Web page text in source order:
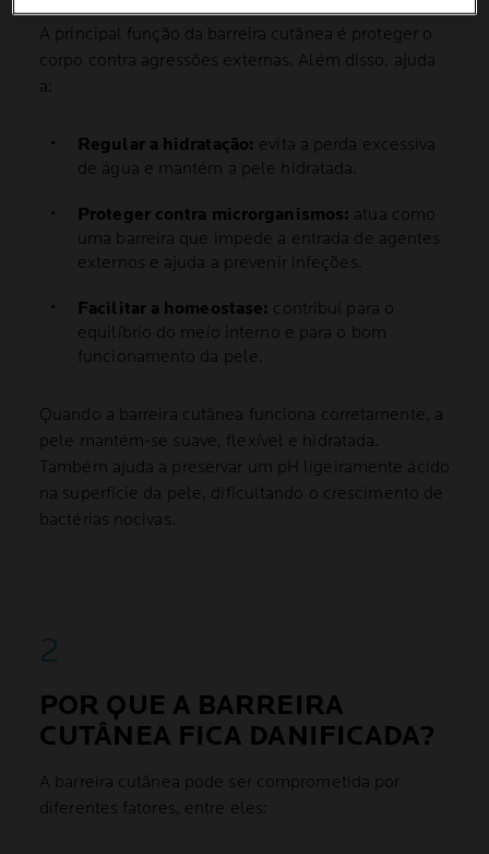
A principal função da barreira cutânea é proteger o
corpo contra agressões externas. Além disso, ajuda
a:
Regular a hidratação: evita a perda excessiva
de água e mantém a pele hidratada.
Proteger contra microrganismos: atua como
uma barreira que impede a entrada de agentes
externos e ajuda a prevenir infeções.
Facilitar a homeostase: contribui para o
equilíbrio do meio interno e para o bom
funcionamento da pele.
Quando a barreira cutânea funciona corretamente, a
pele mantém-se suave, flexível e hidratada.
Também ajuda a preservar um pH ligeiramente ácido
na superfície da pele, dificultando o crescimento de
bactérias nocivas.
POR QUE A BARREIRA
CUTÂNEA FICA DANIFICADA?
A barreira cutânea pode ser comprometida por
diferentes fatores, entre eles: